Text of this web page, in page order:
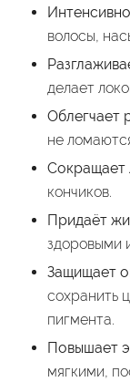
волосы,
делает
Облегчает
не
Сокращает
кончиков.
Придаёт
здоровыми
Защищает
сохранить
пигмента.
Повышает
мягкими,